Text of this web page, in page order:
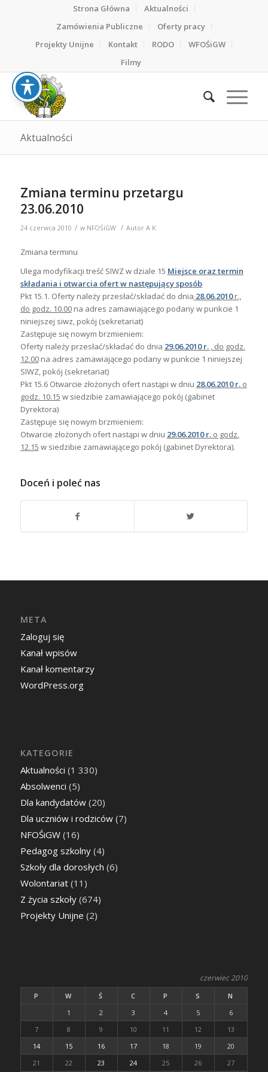
Strona Główna
Aktualności
Zamówienia Publiczne
Oferty pracy
Projekty Unijne
Kontakt RODO
WFOŚiGW
Filmy
Aktualności
Zmiana terminu przetargu
23.06.2010
24 czerwca 2010 / w NFOŚiGW / Autor A K
Zmiana terminu
Ulega modyfikacji treść SIWZ w dziale 15 Miejsce oraz termin
składania i otwarcia ofert w następujący sposób
Pkt 15.1. Oferty należy przesłać/składać do dnia 28.06.2010r.,
do godz. 10.00na adres zamawiającego podany w punkcie 1
niniejszej siwz, pokój (sekretariat)
Zastępuje się nowym brzmieniem:
Oferty należy przesłać/składać do dnia 29.06.2010 r., do godz.
12.00na adres zamawiającego podany w punkcie 1 niniejszej
SIWZ, pokój (sekretariat)
Pkt 15.6 Otwarcie złożonych ofert nastąpi w dniu 28.06.2010 r.o
godz. 10.15 w siedzibie zamawiającego pokój (gabinet
Dyrektora)
Zastępuje się nowym brzmieniem:
Otwarcie złożonych ofert nastąpi w dniu 29.06.2010 r.o godz.
12.15 w siedzibie zamawiającego pokój (gabinet Dyrektora).
Doceń i poleć nas
META
Zaloguj się
Kanał wpisów
Kanał komentarzy
WordPress.org
KATEGORIE
Aktualności (1 330)
Absolwenci (5)
Dla kandydatów(20)
Dla uczniów i rodziców(7)
NFOŚiGW(16)
Pedagog szkolny(4)
Szkoły dla dorosłych (6)
Wolontariat(11)
Z życia szkoły(674)
Projekty Unijne (2)
czerwiec 2010
P W Ś C P S
N
1
2 3 4 5
6
7
8 9 10 11 12
13
14
15 16 17 18 19
20
21
22 23 24 25 26 27